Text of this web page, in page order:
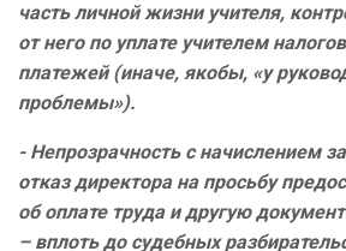
часть личной жизни учителя,
от него по уплате учителем
платежей (иначе, якобы, «у
проблемы»).
- Непрозрачность с начислением
отказ директора на просьбу
об оплате труда и другую
– вплоть до судебных